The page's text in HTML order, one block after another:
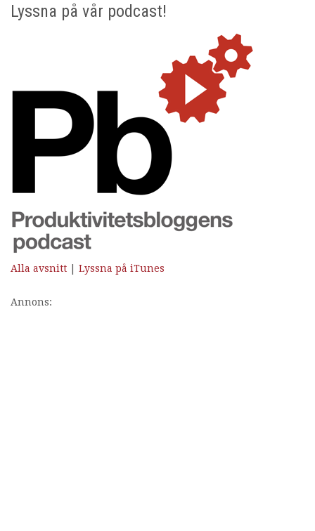
Lyssna på vår podcast!
Alla avsnitt Lyssna på iTunes
Annons: